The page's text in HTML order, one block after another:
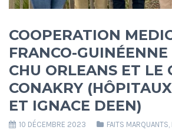
COOPERATION
FRANCO-
CHU ORLEANS ET LE
CONAKRY
ET IGNACE DEEN)
10 DÉCEMBRE 2023 FAITS MARQUANTS,